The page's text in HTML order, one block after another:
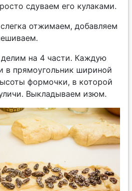
сдуваем его кулаками.
отжимаем, добавляем
на 4 части. Каждую
в прямоугольник шириной
формочки, в которой
Выкладываем изюм.